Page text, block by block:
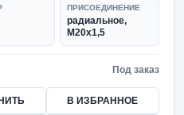
ПРИСОЕДИНЕНИЕ
радиальное,
M20x1,5
Под заказ
В ИЗБРАННОЕ